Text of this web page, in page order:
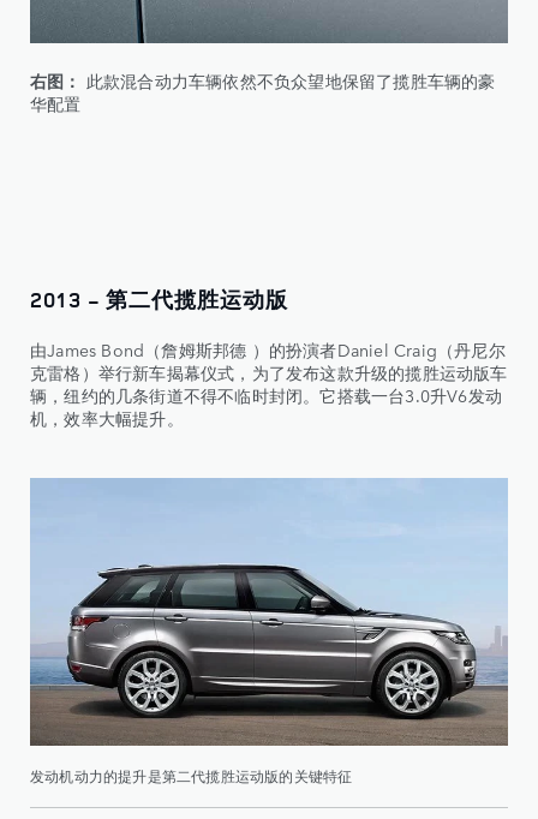
右图： 此款混合动力车辆依然不负众望地保留了揽胜车辆的豪
华配置
2013 - 第二代揽胜运动版
由James Bond（詹姆斯邦德 ）的扮演者Daniel Craig（丹尼尔
克雷格）举行新车揭幕仪式，为了发布这款升级的揽胜运动版车
辆，纽约的几条街道不得不临时封闭。它搭载一台3.0升V6发动
机，效率大幅提升。
发动机动力的提升是第二代揽胜运动版的关键特征